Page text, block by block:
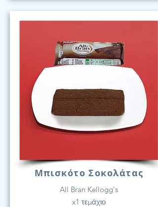
Μπισκότο Σοκολάτας
All Bran Kellogg's
x1 τεμάχιο